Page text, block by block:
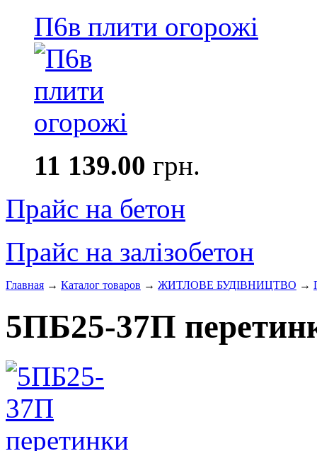
П6в плити огорожі
11 139.00 грн.
Прайс на бетон
Прайс на залізобетон
Главная → Каталог товаров → ЖИТЛОВЕ БУДIВНИЦТВО →
5ПБ25-37П